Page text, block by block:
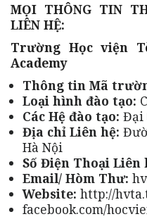
MỌI THÔNG TIN
LIÊN HỆ:
Trường Học viện
Academy
Thông tin Mã
Loại hình đào tạo:
Các Hệ đào tạo: Đại
Địa chỉ Liên hệ:
Hà Nội
Số Điện Thoại Liên
Email/ Hòm Thư:
Website: http://
facebook.com/